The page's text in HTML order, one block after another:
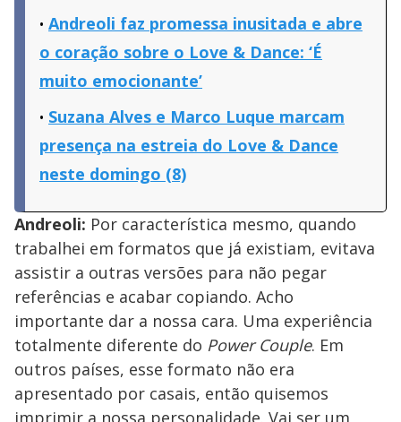
Andreoli faz promessa inusitada e abre
o coração sobre o Love & Dance: ‘É
muito emocionante’
Suzana Alves e Marco Luque marcam
presença na estreia do Love & Dance
neste domingo (8)
Andreoli: Por característica mesmo, quando
trabalhei em formatos que já existiam, evitava
assistir a outras versões para não pegar
referências e acabar copiando. Acho
importante dar a nossa cara. Uma experiência
totalmente diferente do Power Couple. Em
outros países, esse formato não era
apresentado por casais, então quisemos
imprimir a nossa personalidade. Vai ser um